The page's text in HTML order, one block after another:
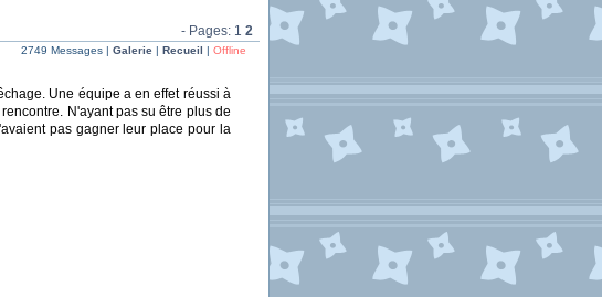
- Pages: 1 2
2749 Messages | Galerie | Recueil | Offline
Une équipe a en effet réussi à
N'ayant pas su être plus de
pas gagner leur place pour la